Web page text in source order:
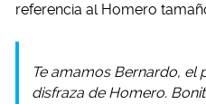
referencia al Homero
Te amamos Bernardo, el
disfraza de Homero.